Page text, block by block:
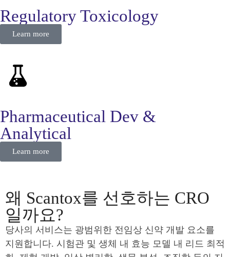
Regulatory Toxicology
Learn more
Pharmaceutical Dev &
Analytical
Learn more
왜 Scantox를 선호하는 CRO
일까요?
당사의 서비스는 광범위한 전임상 신약 개발 요소를
지원합니다. 시험관 및 생체 내 효능 모델 내 리드 최적